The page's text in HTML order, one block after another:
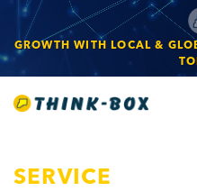
GROWTH WITH LOCAL &
SERVICE